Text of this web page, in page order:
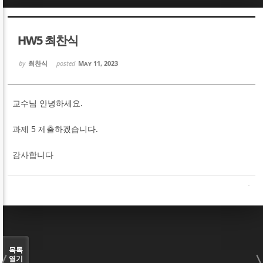
HW5 최찬식
by 최찬식 posted May 11, 2023
교수님 안녕하세요.
과제 5 제출하겠습니다.
감사합니다
목록
열기
Sketchbook5, 스케치북5
Sketchbook5, 스케치북5
Sketchbook5, 스케치북5
Sketchbook5, 스케치북5